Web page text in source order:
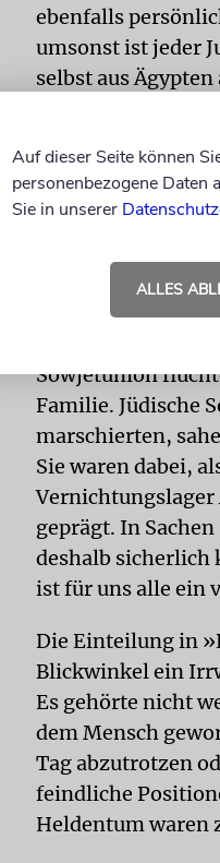
ebenfalls
umsonst ist jeder
selbst aus
Eltern und
Budapest, Brüssel
Ganz
andere als
Sowjetunion
Familie. Jüdische
marschierten,
Sie waren dabei,
Vernichtungslager
geprägt. In
deshalb sicherlich
ist für uns alle ein
Die Einteilung in
Blickwinkel ein
Es gehörte nicht
dem Mensch
Tag abzutrotzen
feindliche
Heldentum waren
Auf dieser Seite können
personenbezogene Daten
Sie in unserer
ALLES